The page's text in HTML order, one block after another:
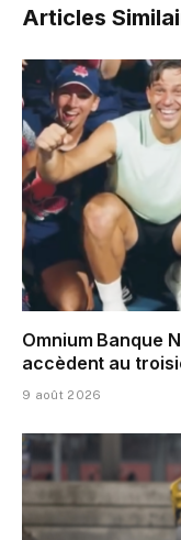
Articles
Omnium Banque
accèdent au
9 août 2026